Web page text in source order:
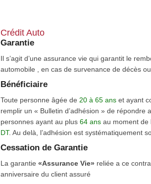
Crédit Auto
Garantie
Il s’agit d’une assurance vie qui garantit le
automobile , en cas de survenance de décès ou
Bénéficiaire
Toute personne âgée de 20 à 65 anset ayant
remplir un « Bulletin d’adhésion » de répondre
personnes ayant au plus64 ansau moment de
DT. Au delà, l’adhésion est systématiquement
Cessation de Garantie
La garantie «Assurance Vie» reliée a ce
anniversaire du client assuré